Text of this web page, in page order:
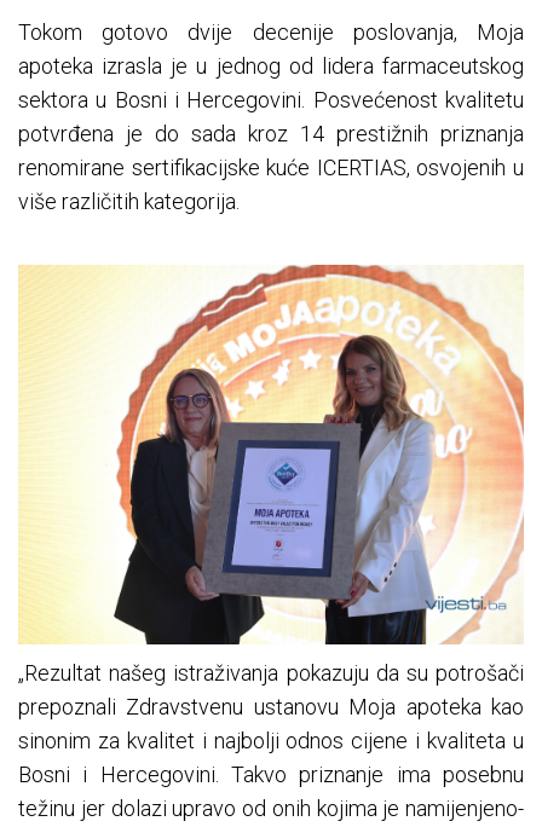
Tokom gotovo dvije decenije poslovanja, Moja
apoteka izrasla je u jednog od lidera farmaceutskog
sektora u Bosni i Hercegovini. Posvećenost kvalitetu
potvrđena je do sada kroz 14 prestižnih priznanja
renomirane sertifikacijske kuće ICERTIAS, osvojenih u
više različitih kategorija.
„Rezultat našeg istraživanja pokazuju da su potrošači
prepoznali Zdravstvenu ustanovu Moja apoteka kao
sinonim za kvalitet i najbolji odnos cijene i kvaliteta u
Bosni i Hercegovini. Takvo priznanje ima posebnu
težinu jer dolazi upravo od onih kojima je namijenjeno-